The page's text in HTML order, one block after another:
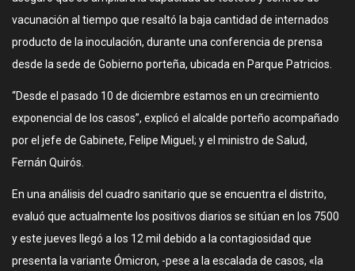
vacunación al tiempo que resaltó la baja cantidad de internados
producto de la inoculación, durante una conferencia de prensa
desde la sede de Gobierno porteña, ubicada en Parque Patricios.
“Desde el pasado 10 de diciembre estamos en un crecimiento
exponencial de los casos”, explicó el alcalde porteño acompañado
por el jefe de Gabinete, Felipe Miguel; y el ministro de Salud,
Fernán Quirós.
En una análisis del cuadro sanitario que se encuentra el distrito,
evaluó que actualmente los positivos diarios se sitúan en los 7500
y este jueves llegó a los 12 mil debido a la contagiosidad que
presenta la variante Ómicron, -pese a la escalada de casos, «la